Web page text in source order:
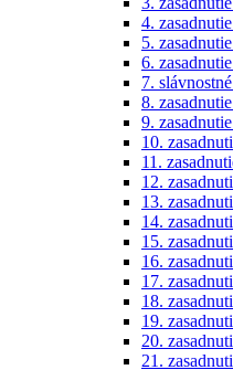
4.
5.
6.
7.
8.
9.
10.
11.
12.
13.
14.
15.
16.
17.
18.
19.
20.
21.